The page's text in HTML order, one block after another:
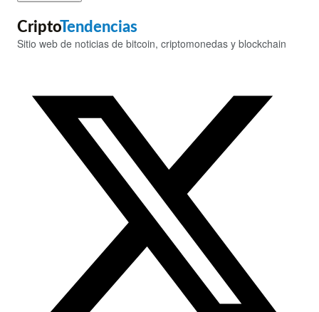
CriptoTendencias
Sitio web de noticias de bitcoin, criptomonedas y blockchain